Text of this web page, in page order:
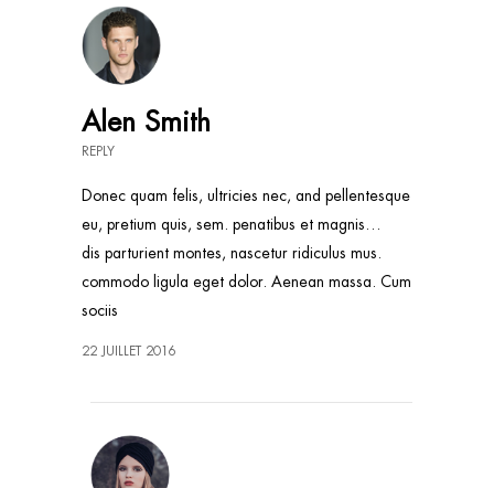
Alen Smith
REPLY
Donec quam felis, ultricies nec, and pellentesque
eu, pretium quis, sem. penatibus et magnis…
dis parturient montes, nascetur ridiculus mus.
commodo ligula eget dolor. Aenean massa. Cum
sociis
22 JUILLET 2016